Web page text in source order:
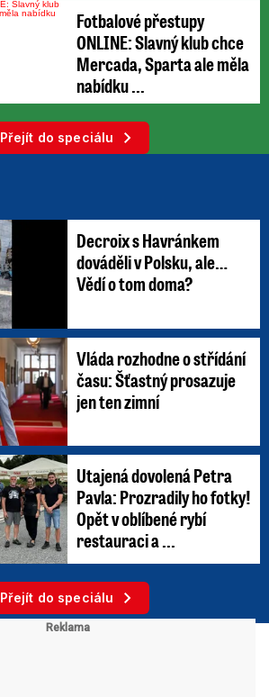
Fotbalové přestupy
ONLINE: Slavný klub chce
Mercada, Sparta ale měla
nabídku ...
Přejít do speciálu
Decroix s Havránkem
dováděli v Polsku, ale…
Vědí o tom doma?
Vláda rozhodne o střídání
času: Šťastný prosazuje
jen ten zimní
Utajená dovolená Petra
Pavla: Prozradily ho fotky!
Opět v oblíbené rybí
restauraci a ...
Přejít do speciálu